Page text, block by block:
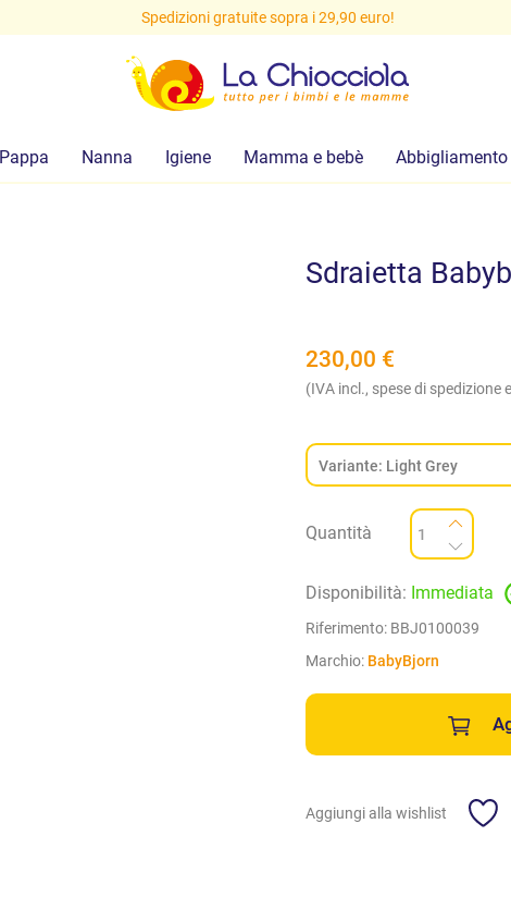
Spedizioni gratuite sopra i 29,90 euro!
Pappa Nanna Igiene Mamma e bebè Abbigliamento
Sdraietta
230,00 €
(IVA incl., spese di spedizione
Quantità
Disponibilità: Immediata
Riferimento: BBJ0100039
Marchio: BabyBjorn
Aggiungi alla wishlist